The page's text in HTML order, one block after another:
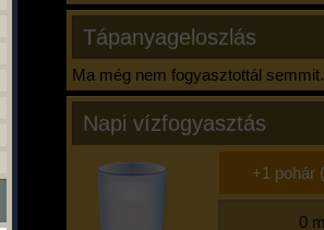
Tápanyageloszlás
Ma még nem fogyasztottál semmit.
Napi vízfogyasztás